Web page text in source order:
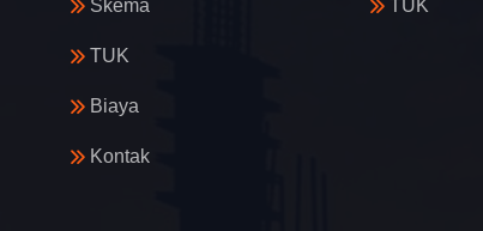
Skema
TUK
Biaya
Kontak
TUK